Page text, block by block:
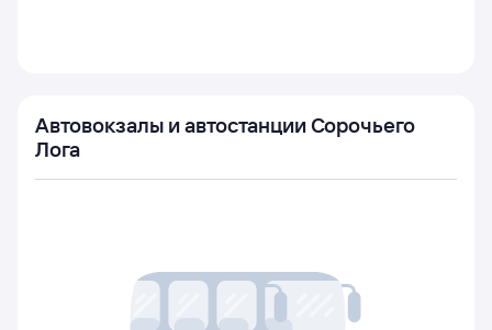
Автовокзалы и автостанции Сорочьего
Лога